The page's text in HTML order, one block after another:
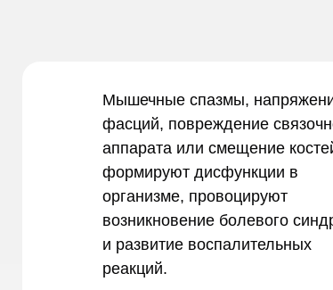
Мышечные спазмы,
фасций, повреждение
аппарата или смещение
формируют дисфункции в
организме, провоцируют
возникновение болевого
и развитие воспалительных
реакций.